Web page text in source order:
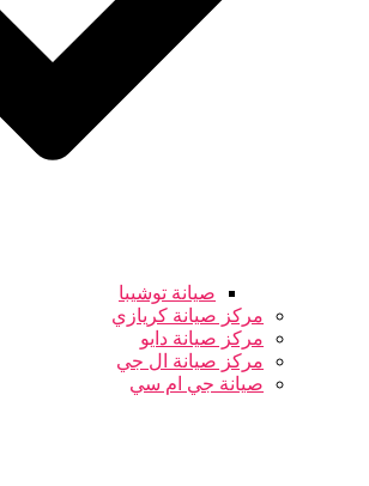
صيانة توشيبا
مركز صيانة كريازي
مركز صيانة دايو
مركز صيانة ال جي
صيانة جي ام سي